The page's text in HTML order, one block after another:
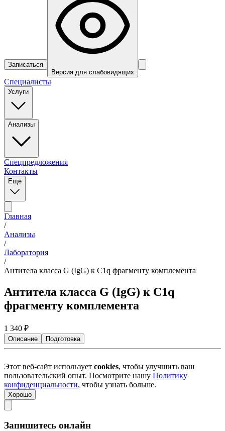
Записаться
Версия для слабовидящих
Специалисты
Услуги
Анализы
Спецпредложения
Контакты
Ещё
Главная
/
Анализы
/
Лаборатория
/
Антитела класса G (IgG) к С1q фрагменту комплемента
Антитела класса G (IgG) к С1q
фрагменту комплемента
1 340 ₽
Описание Подготовка
Этот веб-сайт использует cookies, чтобы улучшить ваш
пользовательский опыт. Посмотрите нашу Политику
конфиденциальности, чтобы узнать больше.
Хорошо
Запишитесь онлайн